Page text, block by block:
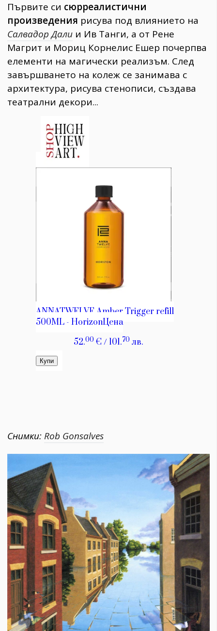
Първите си сюрреалистични
произведения рисува под влиянието на
Салвадор Дали и Ив Танги, а от Рене
Магрит и Мориц Корнелис Ешер почерпва
елементи на магически реализъм. След
завършването на колеж се занимава с
архитектура, рисува стенописи, създава
театрални декори...
Снимки: Rob Gonsalves